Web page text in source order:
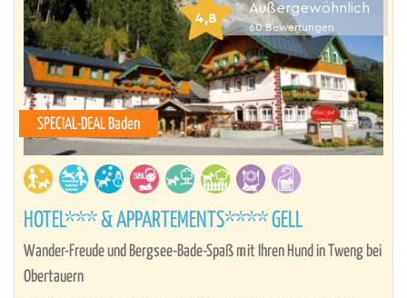
4,8
Außergewöhnlich
60 Bewertungen
SPECIAL-DEAL Baden
HOTEL*** & APPARTEMENTS**** GELL
Wander-Freude und Bergsee-Bade-Spaß mit Ihren Hund in Tweng bei
Obertauern